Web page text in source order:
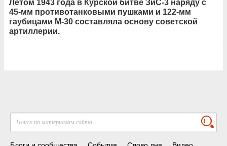
Летом 1943 года в Курской битве ЗиС-3 наряду с
45-мм противотанковыми пушками и 122-мм
гаубицами М-30 составляла основу советской
артиллерии.